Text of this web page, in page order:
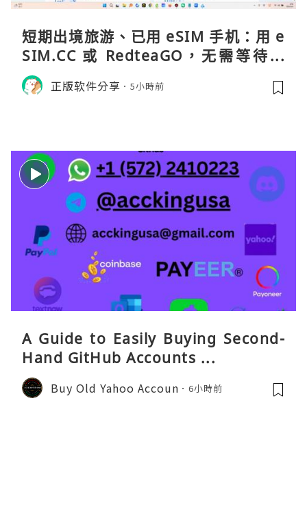
短期出境旅游、已用 eSIM 手机：用 e
SIM.CC 或 RedteaGO，无需等待收
货。需要“当地号码 + 通话短信”（如
打车、外卖、客户联络）：优先 Redt
正版软件分享 5小時前
A Guide to Easily Buying Second-
Hand GitHub Accounts ...
Buy Old Yahoo Accoun 6小時前